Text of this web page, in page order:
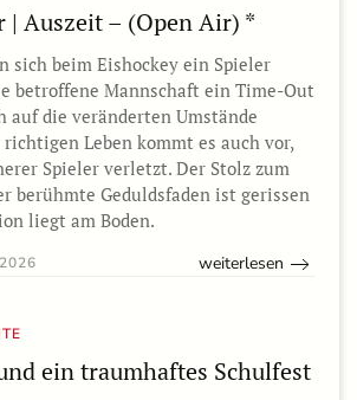
| Auszeit – (Open Air) *
sich beim Eishockey ein Spieler
betroffene Mannschaft ein Time-Out
auf die veränderten Umstände
Leben kommt es auch vor,
Spieler verletzt. Der Stolz zum
berühmte Geduldsfaden ist gerissen
liegt am Boden.
weiterlesen
ein traumhaftes Schulfest